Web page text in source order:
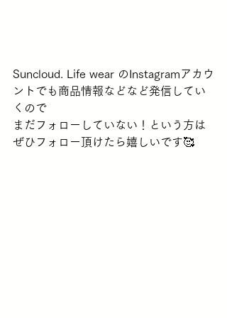
Suncloud. Life wear のInstagramアカウ
ントでも商品情報などなど発信してい
くので
まだフォローしていない！という方は
ぜひフォロー頂けたら嬉しいです🥰